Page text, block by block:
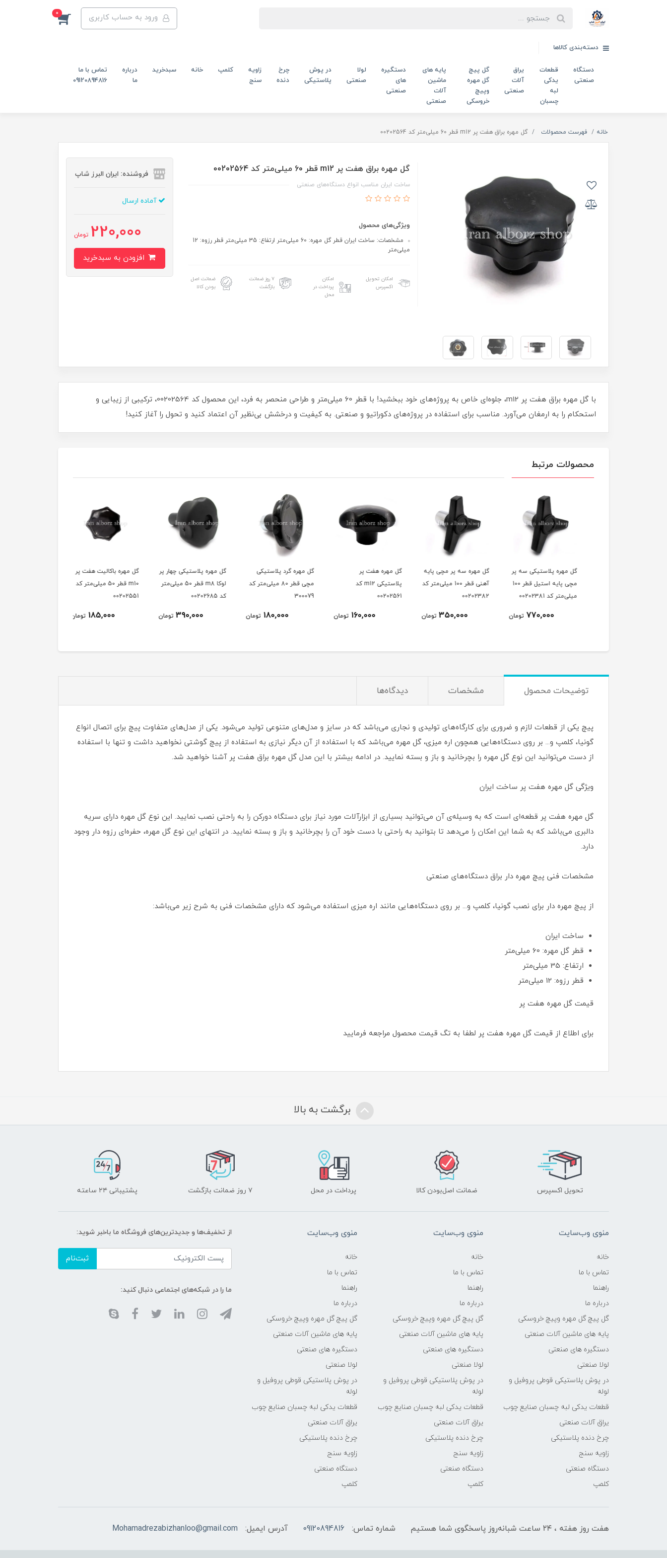
ورود به حساب کاربری 0
دسته‌بندی کالاها
دستگاه
صنعتی
قطعات
یدکی
لبه
چسبان
یراق
آلات
صنعتی
گل پیچ
گل مهره
وپیچ
خروسکی
پایه های
ماشین
آلات
صنعتی
دستگیره
های
صنعتی
لولا
صنعتی
در پوش
پلاستیکی
چرخ
دنده
زاویه
سنج
کلمپ خانه سبدخرید
درباره
ما
تماس با ما
09120894816
خانه فهرست محصولات گل مهره براق هفت پر m12 قطر 60 میلی‌متر کد 00202564
گل مهره براق هفت پر m12 قطر 60 میلی‌متر کد 00202564
ساخت ایران مناسب انواع دستگاه‌های صنعتی
ویژگی‌های محصول
مشخصات: ساخت ایران قطر گل مهره: 60 میلی‌متر ارتفاع: 35 میلی‌متر قطر رزوه: 12
میلی‌متر
امکان تحویل
اکسپرس
امکان
پرداخت در
محل
۷ روز ضمانت
بازگشت
ضمانت اصل
بودن کالا
فروشنده: ایران البرز شاپ
آماده ارسال
220,000 تومان
با گل مهره براق هفت پر m12، جلوه‌ای خاص به پروژه‌های خود ببخشید! با قطر 60 میلی‌متر و طراحی منحصر به فرد، این محصول کد 00202564، ترکیبی از زیبایی و
استحکام را به ارمغان می‌آورد. مناسب برای استفاده در پروژه‌های دکوراتیو و صنعتی. به کیفیت و درخشش بی‌نظیر آن اعتماد کنید و تحول را آغاز کنید!
محصولات مرتبط
گل مهره پلاستیکی سه پر
مچی پایه استیل قطر 100
میلی‌متر کد 00202381
770,000 تومان
گل مهره سه پر مچی پایه
آهنی قطر 100 میلی‌متر کد
00202382
350,000 تومان
گل مهره هفت پر
پلاستیکی m12 کد
00202561
160,000 تومان
گل مهره گرد پلاستیکی
مچی قطر 80 میلی‌متر کد
300079
180,000 تومان
گل مهره پلاستیکی چهار پر
لوکا m8 قطر 50 میلی‌متر
390,000 تومان
گل مهره باکالیت هفت پر
m10 قطر 50 میلی‌متر کد
00202551
185,000 تومان
توضیحات محصول مشخصات دیدگاه‌ها
پیچ یکی از قطعات لازم و ضروری برای کارگاه‌های تولیدی و نجاری می‌باشد که در سایز و مدل‌های متنوعی تولید می‌شود. یکی از مدل‌های متفاوت پیچ برای اتصال انواع
گونیا، کلمپ و... بر روی دستگاه‌هایی همچون اره میزی، گل مهره می‌باشد که با استفاده از آن دیگر نیازی به استفاده از پیچ گوشتی نخواهید داشت و تنها با استفاده
از دست می‌توانید این نوع گل مهره را بچرخانید و باز و بسته نمایید. در ادامه بیشتر با این مدل گل مهره براق هفت پر آشنا خواهید شد.
ویژگی گل مهره هفت پر ساخت ایران
گل مهره هفت پر قطعه‌ای است که به وسیله‌ی آن می‌توانید بسیاری از ابزارآلات مورد نیاز برای دستگاه دورکن را به راحتی نصب نمایید. این نوع گل مهره دارای سریه
دالبری می‌باشد که به شما این امکان را می‌دهد تا بتوانید به راحتی با دست خود آن را بچرخانید و باز و بسته نمایید. در انتهای این نوع گل مهره، حفره‌ای رزوه دار وجود
دارد.
مشخصات فنی پیچ مهره دار براق دستگاه‌های صنعتی
از پیچ مهره دار برای نصب گونیا، کلمپ و... بر روی دستگاه‌هایی مانند اره میزی استفاده می‌شود که دارای مشخصات فنی به شرح زیر می‌باشد:
ساخت ایران
قطر گل مهره: 60 میلی‌متر
ارتفاع: 35 میلی‌متر
قطر رزوه: 12 میلی‌متر
قیمت گل مهره هفت پر
برای اطلاع از قیمت گل مهره هفت پر لطفا به تگ قیمت محصول مراجعه فرمایید
برگشت به بالا
تحویل اکسپرس ضمانت اصل‌بودن کالا پرداخت در محل ۷ روز ضمانت بازگشت پشتیبانی ۲۴ ساعته
منوی وب‌سایت
خانه
تماس با ما
راهنما
درباره ما
گل پیچ گل مهره وپیچ خروسکی
پایه های ماشین آلات صنعتی
دستگیره های صنعتی
لولا صنعتی
در پوش پلاستیکی قوطی پروفیل و
لوله
قطعات یدکی لبه چسبان صنایع چوب
یراق آلات صنعتی
چرخ دنده پلاستیکی
زاویه سنج
دستگاه صنعتی
کلمپ
منوی وب‌سایت
خانه
تماس با ما
راهنما
درباره ما
گل پیچ گل مهره وپیچ خروسکی
پایه های ماشین آلات صنعتی
دستگیره های صنعتی
لولا صنعتی
در پوش پلاستیکی قوطی پروفیل و
لوله
قطعات یدکی لبه چسبان صنایع چوب
یراق آلات صنعتی
چرخ دنده پلاستیکی
زاویه سنج
دستگاه صنعتی
کلمپ
منوی وب‌سایت
خانه
تماس با ما
راهنما
درباره ما
گل پیچ گل مهره وپیچ خروسکی
پایه های ماشین آلات صنعتی
دستگیره های صنعتی
لولا صنعتی
در پوش پلاستیکی قوطی پروفیل و
لوله
قطعات یدکی لبه چسبان صنایع چوب
یراق آلات صنعتی
چرخ دنده پلاستیکی
زاویه سنج
دستگاه صنعتی
کلمپ
از تخفیف‌ها و جدیدترین‌های فروشگاه ما باخبر شوید:
ثبت‌نام
ما را در شبکه‌های اجتماعی دنبال کنید:
هفت روز هفته ، ۲۴ ساعت شبانه‌روز پاسخگوی شما هستیم شماره تماس: 09120894816 آدرس ایمیل: Mohamadrezabizhanloo@gmail.com